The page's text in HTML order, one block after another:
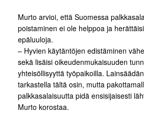
Murto arvioi, että Suomessa
poistaminen ei ole helppoa ja
epäluuloja.
– Hyvien käytäntöjen edistäminen
sekä lisäisi oikeudenmukaisuuden
yhteisöllisyyttä työpaikoilla.
tarkastella tältä osin, mutta
palkkasalaisuutta pidä ensisijaisesti
Murto korostaa.